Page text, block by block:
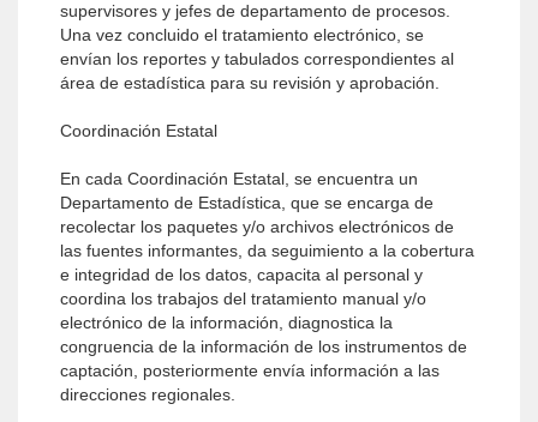
supervisores y jefes de departamento de procesos.
Una vez concluido el tratamiento electrónico, se
envían los reportes y tabulados correspondientes al
área de estadística para su revisión y aprobación.
Coordinación Estatal
En cada Coordinación Estatal, se encuentra un
Departamento de Estadística, que se encarga de
recolectar los paquetes y/o archivos electrónicos de
las fuentes informantes, da seguimiento a la cobertura
e integridad de los datos, capacita al personal y
coordina los trabajos del tratamiento manual y/o
electrónico de la información, diagnostica la
congruencia de la información de los instrumentos de
captación, posteriormente envía información a las
direcciones regionales.